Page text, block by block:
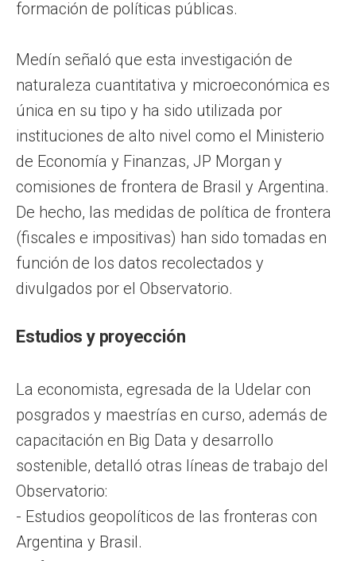
formación de políticas públicas.
Medín señaló que esta investigación de
naturaleza cuantitativa y microeconómica es
única en su tipo y ha sido utilizada por
instituciones de alto nivel como el Ministerio
de Economía y Finanzas, JP Morgan y
comisiones de frontera de Brasil y Argentina.
De hecho, las medidas de política de frontera
(fiscales e impositivas) han sido tomadas en
función de los datos recolectados y
divulgados por el Observatorio.
Estudios y proyección
La economista, egresada de la Udelar con
posgrados y maestrías en curso, además de
capacitación en Big Data y desarrollo
sostenible, detalló otras líneas de trabajo del
Observatorio:
- Estudios geopolíticos de las fronteras con
Argentina y Brasil.